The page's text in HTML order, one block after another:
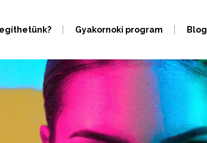
Gyakornoki program Blog